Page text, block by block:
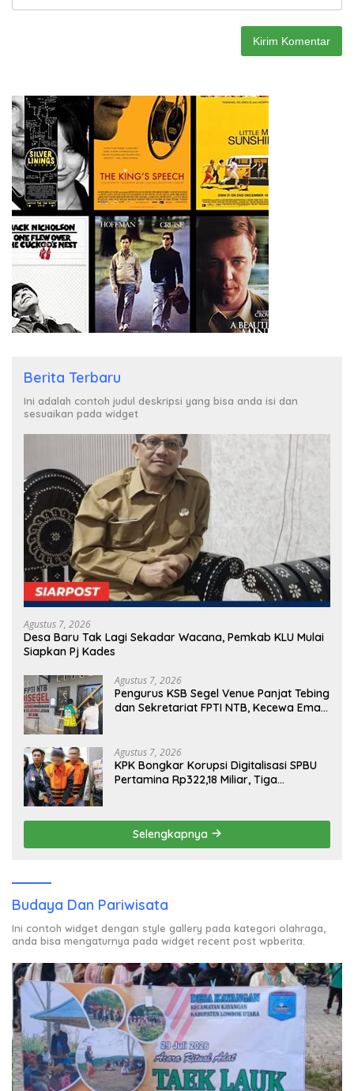
Berita Terbaru
Ini adalah contoh judul deskripsi yang bisa anda isi dan
sesuaikan pada widget
Agustus 7, 2026
Desa Baru Tak Lagi Sekadar Wacana, Pemkab KLU Mulai
Siapkan Pj Kades
Agustus 7, 2026
Pengurus KSB Segel Venue Panjat Tebing
dan Sekretariat FPTI NTB, Kecewa Emas
Agustus 7, 2026
KPK Bongkar Korupsi Digitalisasi SPBU
Pertamina Rp322,18 Miliar, Tiga
Selengkapnya
Budaya Dan Pariwisata
Ini contoh widget dengan style gallery pada kategori olahraga,
anda bisa mengaturnya pada widget recent post wpberita.